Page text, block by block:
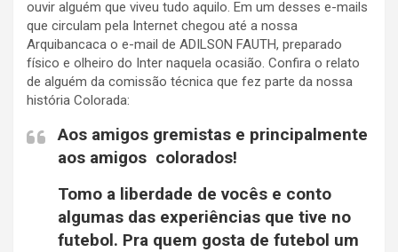
ouvir alguém que viveu tudo aquilo. Em um desses e-mails
que circulam pela Internet chegou até a nossa
Arquibancaca o e-mail de ADILSON FAUTH, preparado
físico e olheiro do Inter naquela ocasião. Confira o relato
de alguém da comissão técnica que fez parte da nossa
história Colorada:
Aos amigos gremistas e principalmente
aos amigos colorados!
Tomo a liberdade de vocês e conto
algumas das experiências que tive no
futebol. Pra quem gosta de futebol um